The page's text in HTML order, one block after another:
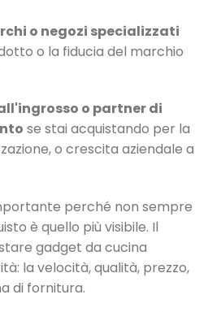
o negozi specializzati
o la fiducia del marchio
o partner di
se stai acquistando per la
o crescita aziendale a
perché non sempre
è quello più visibile. Il
gadget da cucina
la velocità, qualità, prezzo,
di fornitura.